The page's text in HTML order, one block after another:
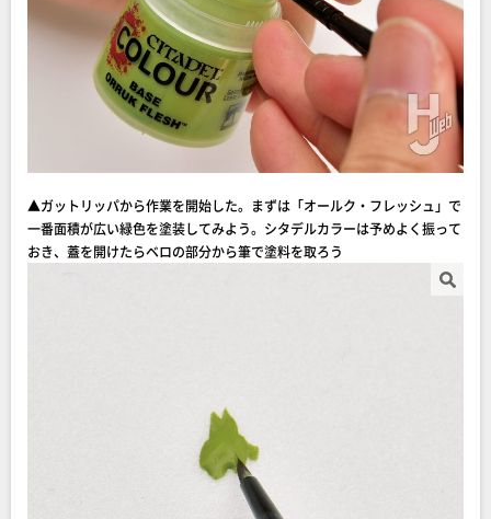
▲ガットリッパから作業を開始した。まずは「オールク・フレッシュ」で
一番面積が広い緑色を塗装してみよう。シタデルカラーは予めよく振って
おき、蓋を開けたらベロの部分から筆で塗料を取ろう